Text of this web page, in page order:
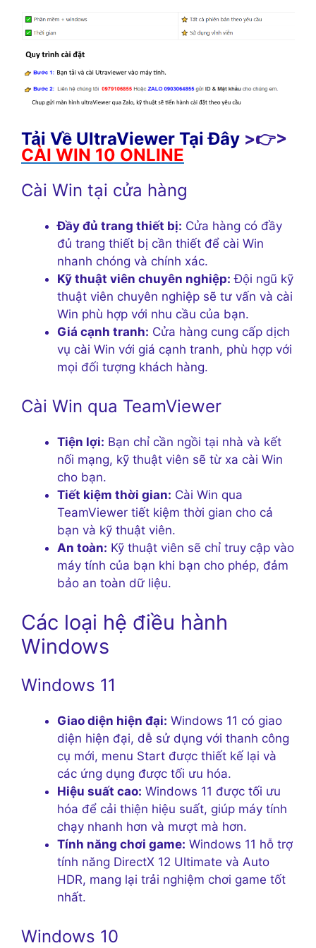
Tải Về UltraViewer Tại Đây >👉>
CÀI WIN 10 ONLINE
Cài Win tại cửa hàng
Đầy đủ trang thiết bị: Cửa hàng có đầy
đủ trang thiết bị cần thiết để cài Win
nhanh chóng và chính xác.
Kỹ thuật viên chuyên nghiệp: Đội ngũ kỹ
thuật viên chuyên nghiệp sẽ tư vấn và cài
Win phù hợp với nhu cầu của bạn.
Giá cạnh tranh: Cửa hàng cung cấp dịch
vụ cài Win với giá cạnh tranh, phù hợp với
mọi đối tượng khách hàng.
Cài Win qua TeamViewer
Tiện lợi: Bạn chỉ cần ngồi tại nhà và kết
nối mạng, kỹ thuật viên sẽ từ xa cài Win
cho bạn.
Tiết kiệm thời gian: Cài Win qua
TeamViewer tiết kiệm thời gian cho cả
bạn và kỹ thuật viên.
An toàn: Kỹ thuật viên sẽ chỉ truy cập vào
máy tính của bạn khi bạn cho phép, đảm
bảo an toàn dữ liệu.
Các loại hệ điều hành
Windows
Windows 11
Giao diện hiện đại: Windows 11 có giao
diện hiện đại, dễ sử dụng với thanh công
cụ mới, menu Start được thiết kế lại và
các ứng dụng được tối ưu hóa.
Hiệu suất cao: Windows 11 được tối ưu
hóa để cải thiện hiệu suất, giúp máy tính
chạy nhanh hơn và mượt mà hơn.
Tính năng chơi game: Windows 11 hỗ trợ
tính năng DirectX 12 Ultimate và Auto
HDR, mang lại trải nghiệm chơi game tốt
nhất.
Windows 10